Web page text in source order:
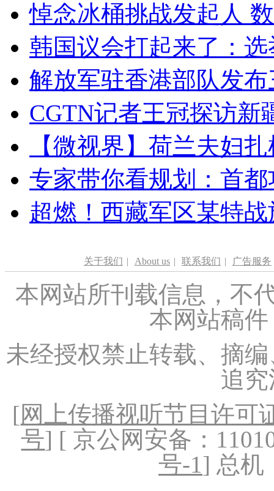
悼念冰桶挑战发起人
韩国议会打起来了：
解放军驻香港部队发
CGTN记者王冠探访新
【微视界】荷兰夫妇
专家带你看规划：首
超燃！西藏军区某特
关于我们 | About us | 联系我们 | 广告服务
本网站所刊载信息，不
本网站稿
未经授权禁止转载、摘
追
[网上传播视听节目许可
号] [ 京公网安备：
号-1] 总机